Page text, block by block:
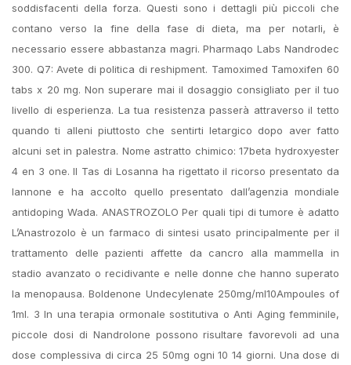
soddisfacenti della forza. Questi sono i dettagli più piccoli che
contano verso la fine della fase di dieta, ma per notarli, è
necessario essere abbastanza magri. Pharmaqo Labs Nandrodec
300. Q7: Avete di politica di reshipment. Tamoximed Tamoxifen 60
tabs x 20 mg. Non superare mai il dosaggio consigliato per il tuo
livello di esperienza. La tua resistenza passerà attraverso il tetto
quando ti alleni piuttosto che sentirti letargico dopo aver fatto
alcuni set in palestra. Nome astratto chimico: 17beta hydroxyester
4 en 3 one. Il Tas di Losanna ha rigettato il ricorso presentato da
Iannone e ha accolto quello presentato dall’agenzia mondiale
antidoping Wada. ANASTROZOLO Per quali tipi di tumore è adatto
L’Anastrozolo è un farmaco di sintesi usato principalmente per il
trattamento delle pazienti affette da cancro alla mammella in
stadio avanzato o recidivante e nelle donne che hanno superato
la menopausa. Boldenone Undecylenate 250mg/ml10Ampoules of
1ml. 3 In una terapia ormonale sostitutiva o Anti Aging femminile,
piccole dosi di Nandrolone possono risultare favorevoli ad una
dose complessiva di circa 25 50mg ogni 10 14 giorni. Una dose di